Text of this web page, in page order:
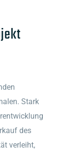
Stark
des
verleiht,